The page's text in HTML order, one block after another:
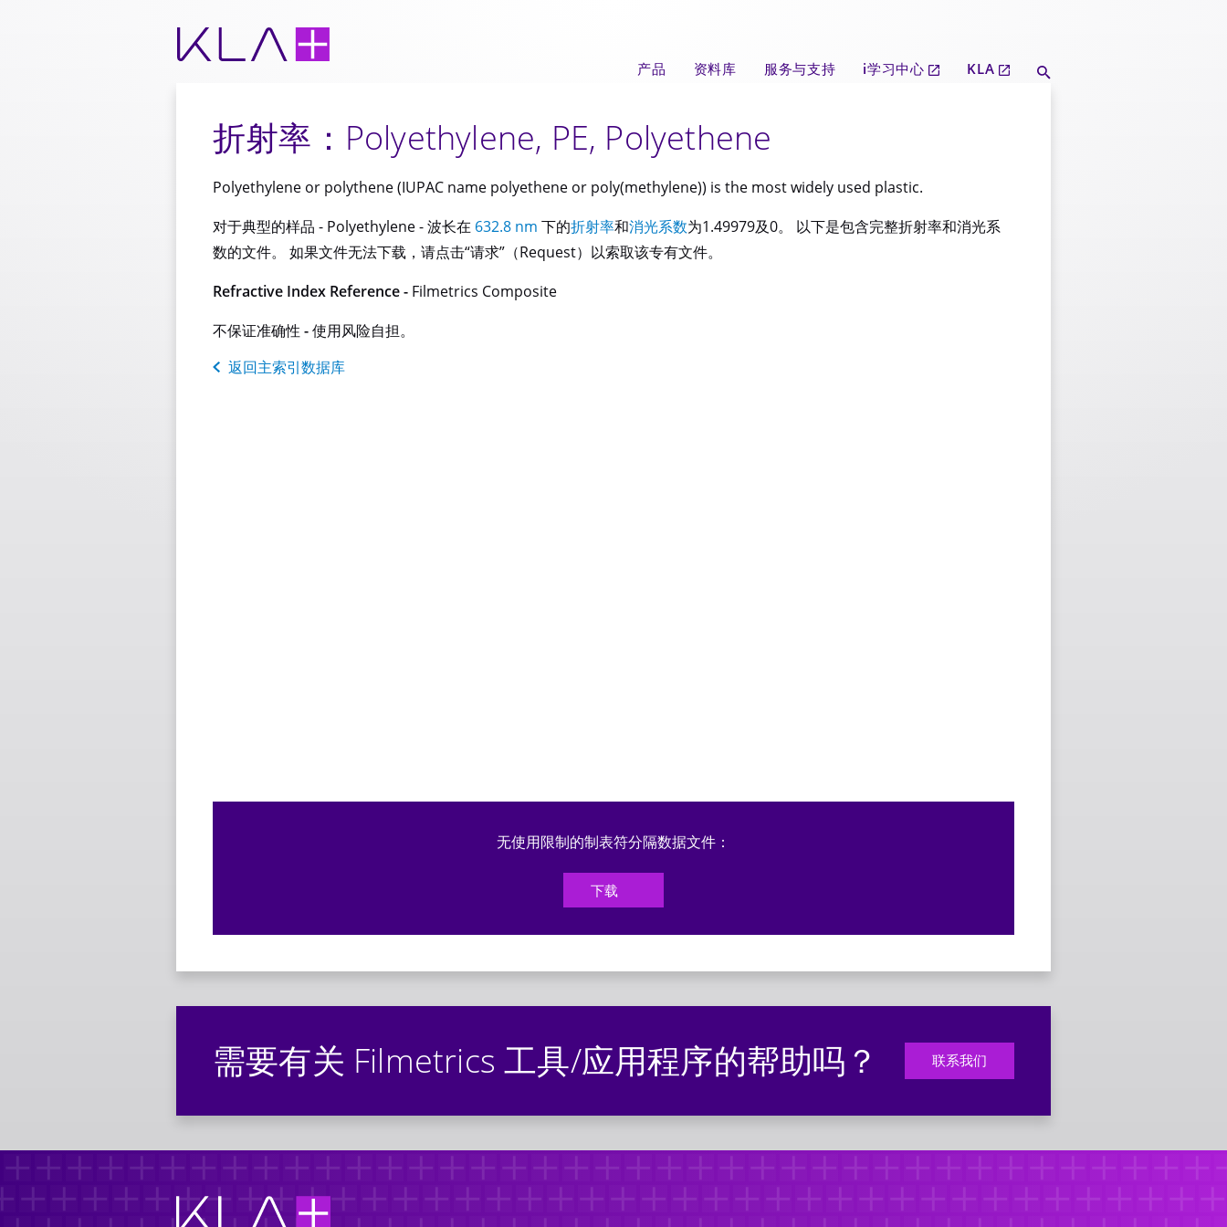
产品 资料库 服务与支持 i学习中心 KLA
折射率：Polyethylene, PE, Polyethene
Polyethylene or polythene (IUPAC name polyethene or poly(methylene)) is the most widely used plastic.
对于典型的样品 - Polyethylene - 波长在 632.8 nm 下的折射率和消光系数为1.49979及0。 以下是包含完整折射率和消光系
数的文件。 如果文件无法下载，请点击“请求”（Request）以索取该专有文件。
Refractive Index Reference - Filmetrics Composite
不保证准确性 - 使用风险自担。
返回主索引数据库
无使用限制的制表符分隔数据文件：
下载
需要有关 Filmetrics 工具/应用程序的帮助吗？ 联系我们